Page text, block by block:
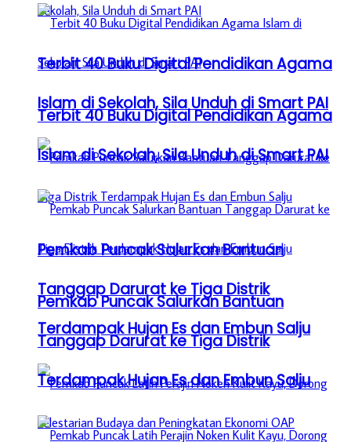
Terbit 40 Buku Digital Pendidikan Agama
Islam di Sekolah, Sila Unduh di Smart PAI
Pemkab Puncak Salurkan Bantuan
Tanggap Darurat ke Tiga Distrik
Terdampak Hujan Es dan Embun Salju
Terbit 40 Buku Digital Pendidikan Agama
Islam di Sekolah, Sila Unduh di Smart PAI
Pemkab Puncak Salurkan Bantuan
Tanggap Darurat ke Tiga Distrik
Terdampak Hujan Es dan Embun Salju